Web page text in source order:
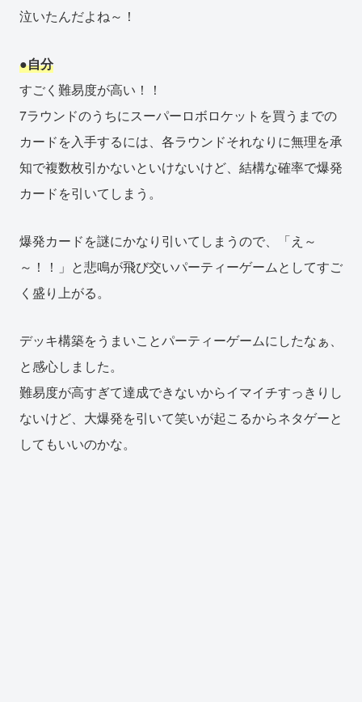
泣いたんだよね～！
●自分
すごく難易度が高い！！
7ラウンドのうちにスーパーロボロケットを買うまでの
カードを入手するには、各ラウンドそれなりに無理を承
知で複数枚引かないといけないけど、結構な確率で爆発
カードを引いてしまう。
爆発カードを謎にかなり引いてしまうので、「え～
～！！」と悲鳴が飛び交いパーティーゲームとしてすご
く盛り上がる。
デッキ構築をうまいことパーティーゲームにしたなぁ、
と感心しました。
難易度が高すぎて達成できないからイマイチすっきりし
ないけど、大爆発を引いて笑いが起こるからネタゲーと
してもいいのかな。